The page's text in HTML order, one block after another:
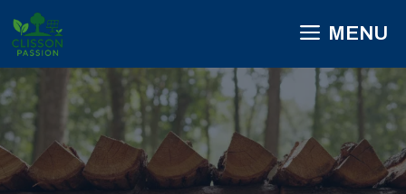
au
contenu
MENU